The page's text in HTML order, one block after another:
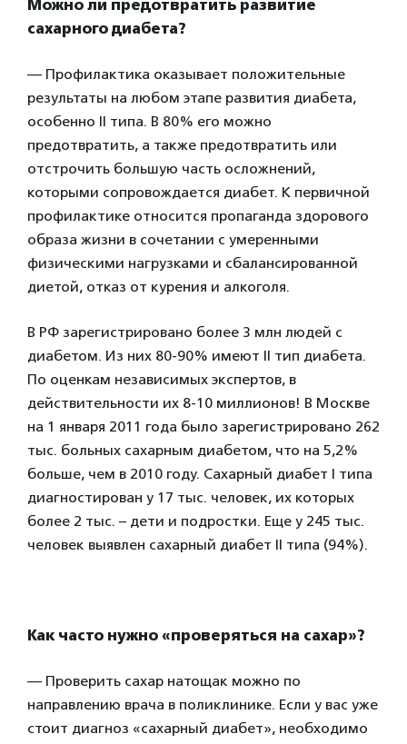
Можно ли предотвратить развитие
сахарного диабета?
— Профилактика оказывает положительные
результаты на любом этапе развития диабета,
особенно II типа. В 80% его можно
предотвратить, а также предотвратить или
отстрочить большую часть осложнений,
которыми сопровождается диабет. К первичной
профилактике относится пропаганда здорового
образа жизни в сочетании с умеренными
физическими нагрузками и сбалансированной
диетой, отказ от курения и алкоголя.
В РФ зарегистрировано более 3 млн людей с
диабетом. Из них 80-90% имеют II тип диабета.
По оценкам независимых экспертов, в
действительности их 8-10 миллионов! В Москве
на 1 января 2011 года было зарегистрировано 262
тыс. больных сахарным диабетом, что на 5,2%
больше, чем в 2010 году. Сахарный диабет I типа
диагностирован у 17 тыс. человек, их которых
более 2 тыс. – дети и подростки. Еще у 245 тыс.
человек выявлен сахарный диабет II типа (94%).
Как часто нужно «проверяться на сахар»?
— Проверить сахар натощак можно по
направлению врача в поликлинике. Если у вас уже
стоит диагноз «сахарный диабет», необходимо